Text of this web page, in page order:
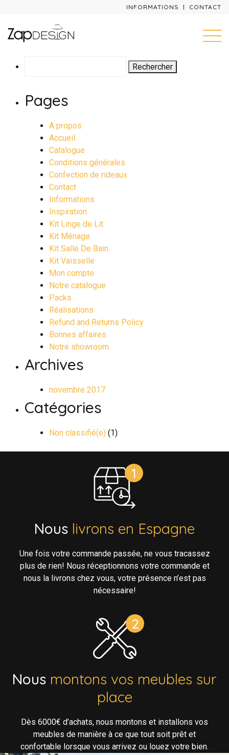
INFORMATIONS CONTACT
Pages
A propos
Accueil
Catalogue
Conditions générales
Confection de rideaux
Contact
Informations
Inspiration
Kit Linge de Lit
Kit Ménage
Kit Salle De Bain
Kit Vaisselle
Mon compte
Notre catalogue
Packs
Réalisations
Refund and Returns Policy
Bonnes affaires
Notre showroom
Archives
novembre 2017
Catégories
Non classifié(e) (1)
Nous livrons en Espagne
Une fois votre commande passée, ne vous tracassez
plus de rien! Nous réceptionnons votre commande et
nous la livrons chez vous, votre présence n’est pas
nécessaire!
Nous montons vos meubles sur
place
Dès 6000€ d’achats, nous montons et installons vos
meubles de manière à ce que tout soit prêt et
confortable lorsque vous arrivez ou louez votre bien.